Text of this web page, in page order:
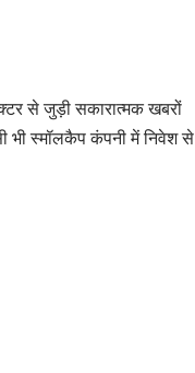
से जुड़ी सकारात्मक खबरों
भी स्मॉलकैप कंपनी में निवेश से